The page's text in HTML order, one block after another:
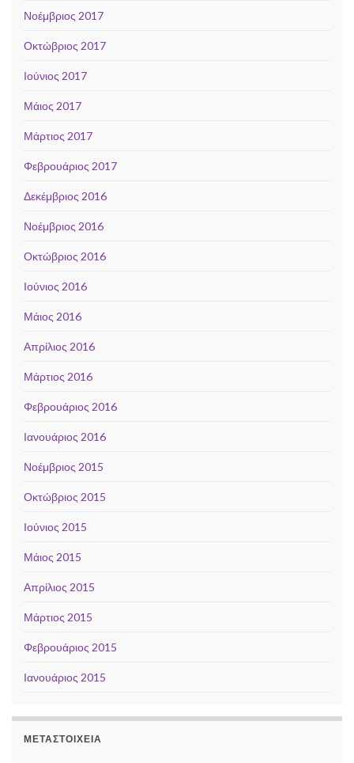
Νοέμβριος 2017
Οκτώβριος 2017
Ιούνιος 2017
Μάιος 2017
Μάρτιος 2017
Φεβρουάριος 2017
Δεκέμβριος 2016
Νοέμβριος 2016
Οκτώβριος 2016
Ιούνιος 2016
Μάιος 2016
Απρίλιος 2016
Μάρτιος 2016
Φεβρουάριος 2016
Ιανουάριος 2016
Νοέμβριος 2015
Οκτώβριος 2015
Ιούνιος 2015
Μάιος 2015
Απρίλιος 2015
Μάρτιος 2015
Φεβρουάριος 2015
Ιανουάριος 2015
ΜΕΤΑΣΤΟΙΧΕΊΑ